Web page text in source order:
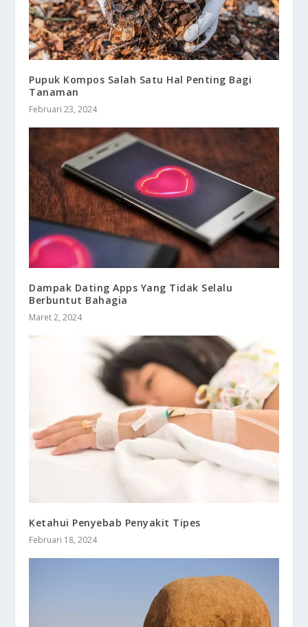
Pupuk Kompos Salah Satu Hal Penting Bagi
Tanaman
Februari 23, 2024
Dampak Dating Apps Yang Tidak Selalu
Berbuntut Bahagia
Maret 2, 2024
Ketahui Penyebab Penyakit Tipes
Februari 18, 2024